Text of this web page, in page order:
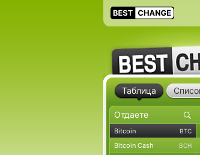
Таблица
Bitcoin BTC
Bitcoin Cash BCH